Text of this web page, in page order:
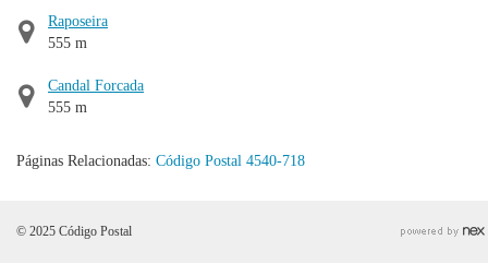
Raposeira
555 m
Candal Forcada
555 m
Páginas Relacionadas: Código Postal 4540-718
© 2025 Código Postal